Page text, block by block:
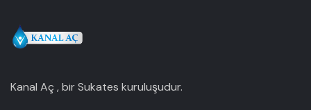
Kanal Aç , bir Sukates kuruluşudur.